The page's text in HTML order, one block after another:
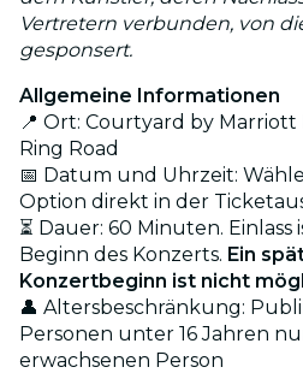
Vertretern verbunden, von
gesponsert.
Allgemeine Informationen
📍 Ort: Courtyard by
Ring Road
📅 Datum und Uhrzeit:
Option direkt in der
⏳ Dauer: 60 Minuten.
Beginn des Konzerts. Ein
Konzertbeginn ist nicht
👤 Altersbeschränkung:
Personen unter 16 Jahren
erwachsenen Person